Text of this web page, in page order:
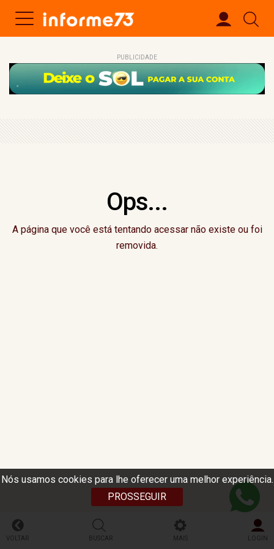
Nós usamos cookies para lhe oferecer uma melhor experiência.
PROSSEGUIR
PUBLICIDADE
Ops...
A página que você está tentando acessar não existe ou foi
removida.
VOLTAR BUSCAR MAIS LOGIN